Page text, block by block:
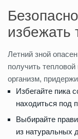
избежать
Летний зной
получить
организм,
Избегайте пика
находиться под
Выбирайте
из натуральных